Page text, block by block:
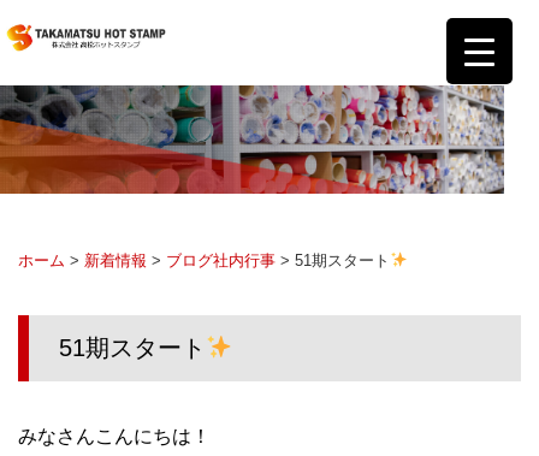
ホーム > 新着情報 > ブログ社内行事 > 51期スタート
51期スタート
みなさんこんにちは！